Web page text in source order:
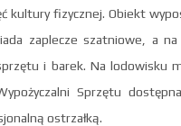
kultury fizycznej. Obiekt
zaplecze szatniowe, a
i barek. Na lodowisku
Sprzętu
ostrzałką.